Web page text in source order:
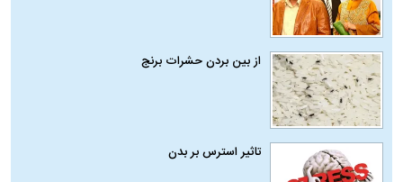
از بین بردن حشرات برنج
تاثیر استرس بر بدن